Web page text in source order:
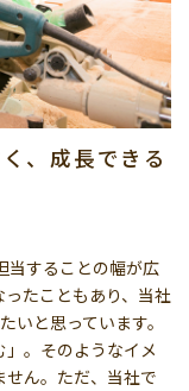
、成長できる
当することの幅が広
たこともあり、当社
いと思っています。
。そのようなイメ
ん。ただ、当社で